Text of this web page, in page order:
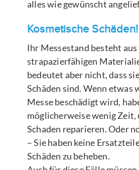
alles wie gewünscht
Kosmetische Schäden!
Ihr Messestand besteht aus
strapazierfähigen
bedeutet aber nicht, dass
Schäden sind. Wenn etwas
Messe beschädigt wird,
möglicherweise wenig Zeit,
Schaden reparieren. Oder
– Sie haben keine
Schäden zu beheben.